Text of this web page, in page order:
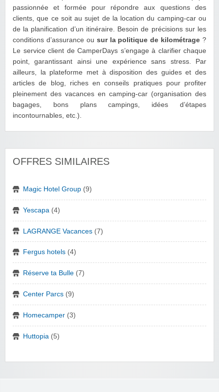
passionnée et formée pour répondre aux questions des
clients, que ce soit au sujet de la location du camping-car ou
de la planification d’un itinéraire. Besoin de précisions sur les
conditions d’assurance ou sur la politique de kilométrage ?
Le service client de CamperDays s’engage à clarifier chaque
point, garantissant ainsi une expérience sans stress. Par
ailleurs, la plateforme met à disposition des guides et des
articles de blog, riches en conseils pratiques pour profiter
pleinement des vacances en camping-car (organisation des
bagages, bons plans campings, idées d’étapes
incontournables, etc.).
OFFRES SIMILAIRES
Magic Hotel Group (9)
Yescapa (4)
LAGRANGE Vacances (7)
Fergus hotels (4)
Réserve ta Bulle (7)
Center Parcs (9)
Homecamper (3)
Huttopia (5)